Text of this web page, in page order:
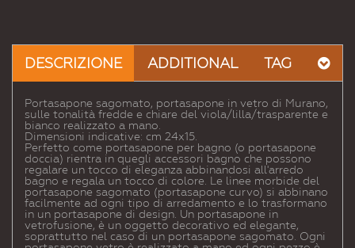
Amico
DESCRIZIONE ADDITIONAL TAG
Portasapone sagomato, portasapone in vetro di Murano,
sulle tonalità fredde e chiare del viola/lilla/trasparente e
bianco realizzato a mano.
Dimensioni indicative: cm 24x15.
Perfetto come portasapone per bagno (o portasapone
doccia) rientra in quegli accessori bagno che possono
regalare un tocco di eleganza abbinandosi all'arredo
bagno e regala un tocco di colore. Le linee morbide del
portasapone sagomato (portasapone curvo) si abbinano
facilmente ad ogni tipo di arredamento e lo trasformano
in un portasapone di design. Un portasapone in
vetrofusione, è un oggetto decorativo ed elegante,
soprattutto nel caso di un portasapone sagomato. Ogni